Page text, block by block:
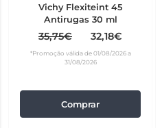
Vichy Flexiteint 45
Antirugas 30 ml
35,75€ 32,18€
*Promoção válida de 01/08/2026 a
31/08/2026
Comprar